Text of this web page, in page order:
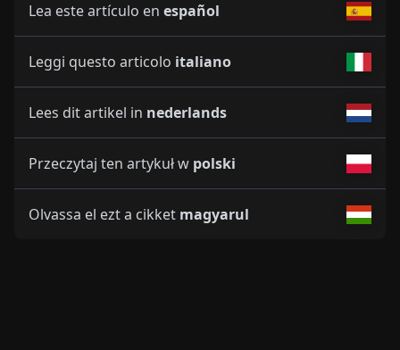
Lea este artículo en español
Leggi questo articolo italiano
Lees dit artikel in nederlands
Przeczytaj ten artykuł w polski
Olvassa el ezt a cikket magyarul